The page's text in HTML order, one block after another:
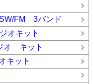
SW/FM 3バンド
オキット
オ キット
キット